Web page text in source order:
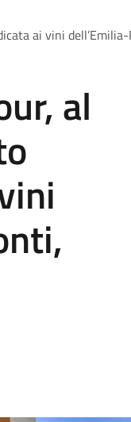
ai vini
al